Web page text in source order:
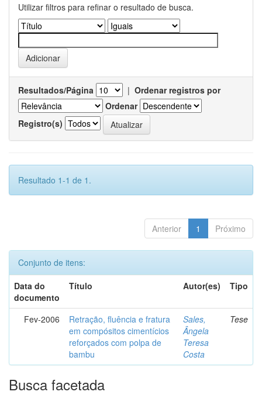
Utilizar filtros para refinar o resultado de busca.
Resultados/Página | Ordenar registros por
Ordenar
Registro(s)
Resultado 1-1 de 1.
Anterior 1 Próximo
Conjunto de itens:
Data do
documento
Título Autor(es) Tipo
Fev-2006
Retração, fluência e fratura
em compósitos cimentícios
reforçados com polpa de
bambu
Sales,
Ângela
Teresa
Costa
Tese
Busca facetada